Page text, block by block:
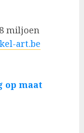
miljoen
art.be
op maat